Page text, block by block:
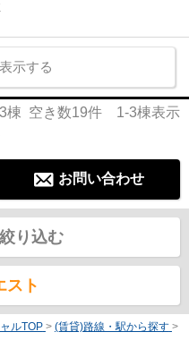
示する
3棟 空き数19件 1-3棟表示
お問い合わせ
り込む
スト
ルTOP > (賃貸)路線・駅から探す >